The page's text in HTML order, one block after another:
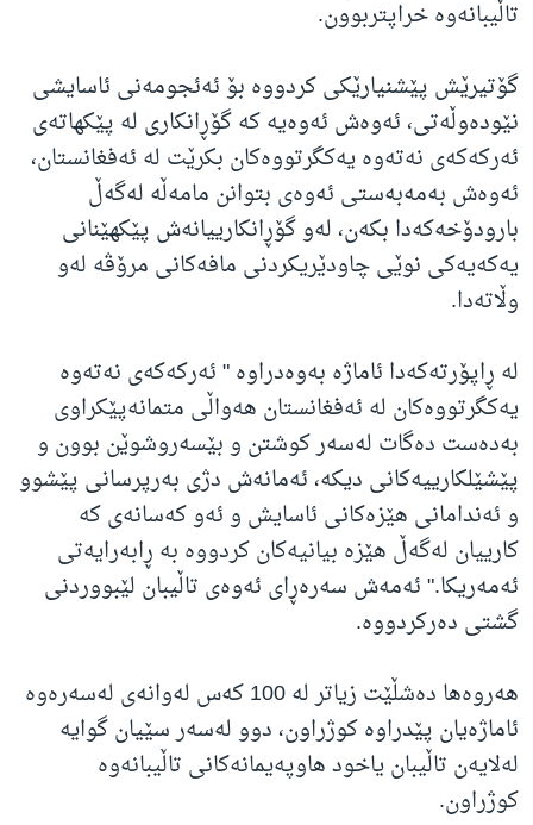
تاڵیبانەوە خراپتربوون.
گۆتیرێش پێشنیارێکی کردووە بۆ ئەئجومەنی ئاسایشی
نێودەوڵەتی، ئەوەش ئەوەیە کە گۆڕانکاری لە پێکهاتەی
ئەرکەکەی نەتەوە یەکگرتووەکان بکرێت لە ئەفغانستان،
ئەوەش بەمەبەستی ئەوەی بتوانن مامەڵە لەگەڵ
بارودۆخەکەدا بکەن، لەو گۆڕانکارییانەش پێکهێنانی
یەکەیەکی نوێی چاودێریکردنی مافەکانی مرۆڤە لەو
وڵاتەدا.
لە ڕاپۆرتەکەدا ئاماژە بەوەدراوە " ئەرکەکەی نەتەوە
یەکگرتووەکان لە ئەفغانستان هەواڵی متمانەپێکراوی
بەدەست دەگات لەسەر کوشتن و بێسەروشوێن بوون و
پێشێلکارییەکانی دیکە، ئەمانەش دژی بەرپرسانی پێشوو
و ئەندامانی هێزەکانی ئاسایش و ئەو کەسانەی کە
کارییان لەگەڵ هێزە بیانیەکان کردووە بە ڕابەرایەتی
ئەمەریکا." ئەمەش سەرەڕای ئەوەی تاڵیبان لێبووردنی
گشتی دەرکردووە.
هەروەها دەشڵێت زیاتر لە 100 کەس لەوانەی لەسەرەوە
ئاماژەیان پێدراوە کوژراون، دوو لەسەر سێیان گوایە
لەلایەن تاڵیبان یاخود هاوپەیمانەکانی تاڵیبانەوە
کوژراون.